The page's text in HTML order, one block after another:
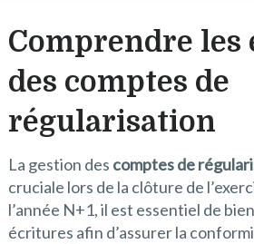
Comprendre les
des comptes de
régularisation
La gestion des comptes de
cruciale lors de la clôture de
l’année N+1, il est essentiel de
écritures afin d’assurer la